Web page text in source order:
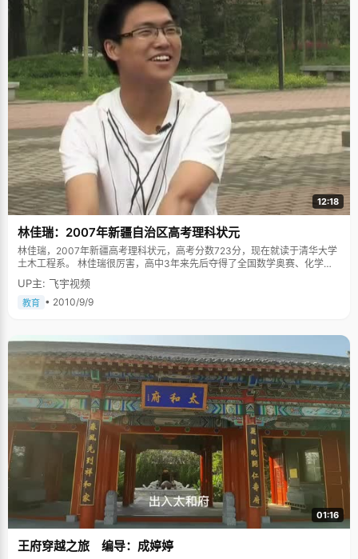
12:18
林佳瑞：2007年新疆自治区高考理科状元
林佳瑞，2007年新疆高考理科状元，高考分数723分，现在就读于清华大学
土木工程系。 林佳瑞很厉害，高中3年来先后夺得了全国数学奥赛、化学奥
赛、生物奥赛一等奖，4次获得保送生资格。2007年，获得全国数学奥林匹
克决赛铜牌，并在清华大学自主招生考试中以数学满分的成绩被清华大学录
取。但为了自己喜欢的专业和学校荣誉，他还是坚定的选择了参加高考，并
村的孩子来说，要改变命运，有出息，只有靠读书，爸妈也是一直这样教育
林佳瑞和哥哥。 懂事较早的哥两在学习上很为父母争气，学习成绩一直都名
列前茅。林佳瑞的哥哥上学较早，他的教科书便是林佳瑞的启蒙教程。上学
以前，他就经常偷翻哥哥的课本，有看不懂的地方就等哥哥回来了请教，哥
哥每次都会耐心的给他讲解。所以等正式上学了，林佳瑞学得很轻松，成绩
一直都是班级前几名。"哥哥的成绩很好，他对我起到了榜样作用"，林佳瑞
说，"他在前边走，我在后边跟着，不敢松懈"。 林佳瑞家里的经济条件一直
都不是很好，再加上妈妈身体不太好，经济收入正常供两个孩子上学对于一
个农村家庭来说非常吃力。为了继续上学，林佳瑞和哥哥就特别努力，因为
只有拿到了奖学金才能交上学费，继续学习。否则，以后可能还会继续父母
的路。"改变命运"，对于林佳瑞和哥哥来说，目前只有一条路可走。 上清华
梦想了六年 初一的时候，因为学习成绩好，尤其是理科成绩非常拔尖，班主
任老师就建议林佳瑞考清华大学。虽然没到过清华大学，清华也只是个模糊
的概念，但是清华在林佳瑞的脑海中落下了深深烙印，"从那时候就有了这个
小小的梦想，脑子里只有一个学校概念，那就是清华"。林佳瑞说，在整个高
中阶段，他就没有想过要考其他的学校。高考志愿里也只填了一个学校——
清华大学。 懂得感恩 林佳瑞是一个特别懂得感恩的孩子，在他的成长过程
UP主: 飞宇视频
教育 • 2010/9/9
01:16
王府穿越之旅 编导：成婷婷